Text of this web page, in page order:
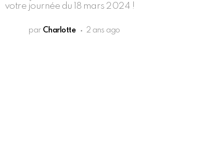
votre journée du 18 mars 2024 !
par Charlotte 2 ans ago